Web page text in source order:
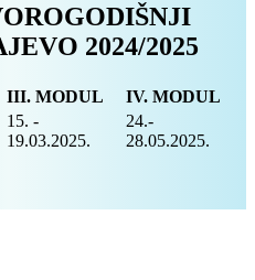
2024/2025
III. MODUL
IV. MODUL
15. -
19.03.2025.
24.-
28.05.2025.